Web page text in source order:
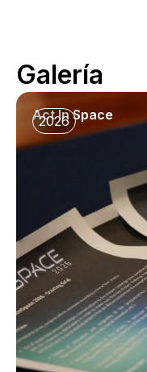
Galería
Act In Space
2026